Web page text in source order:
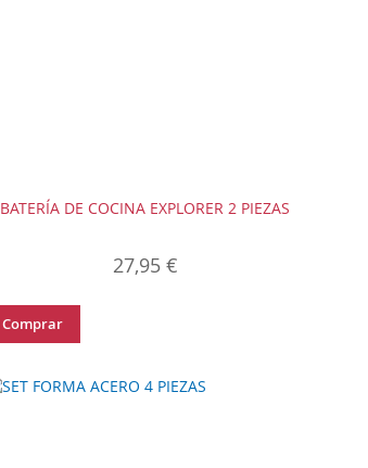
BATERÍA DE COCINA EXPLORER 2 PIEZAS
27,95 €
Comprar